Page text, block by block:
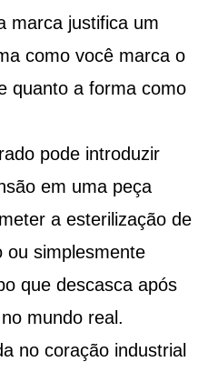
marca justifica um
como você marca o
quanto a forma como
pode introduzir
em uma peça
a esterilização de
ou simplesmente
que descasca após
mundo real.
no coração industrial